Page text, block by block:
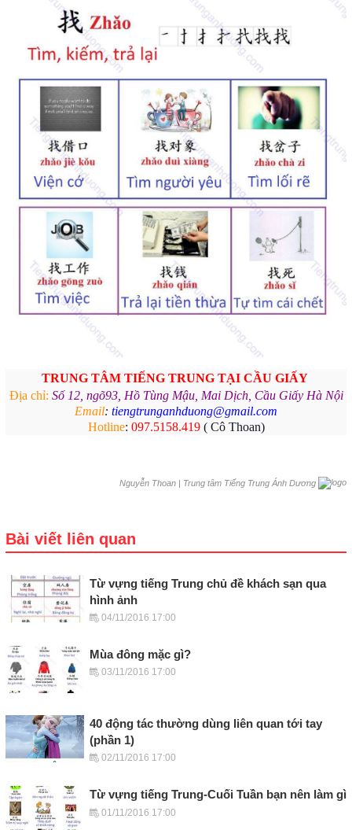
TRUNG TÂM TIẾNG TRUNGTẠI CẦU GIẤY
Địa chỉ: Số 12, ngõ93, Hồ Tùng Mậu, Mai Dịch, Cầu Giấy Hà Nội
Email: tiengtrunganhduong@gmail.com
Hotline: 097.5158.419 ( Cô Thoan)
Nguyễn Thoan Trung tâm Tiếng Trung Ánh Dương
Bài viết liên quan
Từ vựng tiếng Trung chủ đề khách sạn qua
hình ảnh
04/11/2016 17:00
Mùa đông mặc gì?
03/11/2016 17:00
40 động tác thường dùng liên quan tới tay
(phần 1)
02/11/2016 17:00
Từ vựng tiếng Trung-Cuối Tuần bạn nên làm gì
01/11/2016 17:00